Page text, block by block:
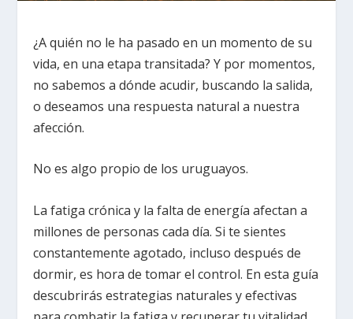
¿A quién no le ha pasado en un momento de su
vida, en una etapa transitada? Y por momentos,
no sabemos a dónde acudir, buscando la salida,
o deseamos una respuesta natural a nuestra
afección.
No es algo propio de los uruguayos.
La fatiga crónica y la falta de energía afectan a
millones de personas cada día. Si te sientes
constantemente agotado, incluso después de
dormir, es hora de tomar el control. En esta guía
descubrirás estrategias naturales y efectivas